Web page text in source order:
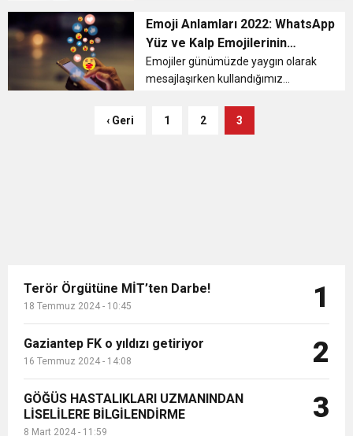
buluşturdu
11:36 Hareketsiz yaşam diyabete neden oluyor
11:32 Dr. Öcük, karın germe estetiği ile ilgili bilgi verdi
olmaksızın düşünme ve davranma
durumudur. Her insanın ve canlının
doğal yaşam hakkıdır. Başkası
tarafından...
Emoji Anlamları 2022: WhatsApp
Yüz ve Kalp Emojilerinin
Anlamları Nedir?
Emojiler günümüzde yaygın olarak
mesajlaşırken kullandığımız
mesajlaşma uygulamaları
‹ Geri 1 2 3
Terör Örgütüne MİT’ten Darbe!
18 Temmuz 2024 - 10:45 1
Gaziantep FK o yıldızı getiriyor
16 Temmuz 2024 - 14:08 2
GÖĞÜS HASTALIKLARI UZMANINDAN
LİSELİLERE BİLGİLENDİRME
8 Mart 2024 - 11:59
3